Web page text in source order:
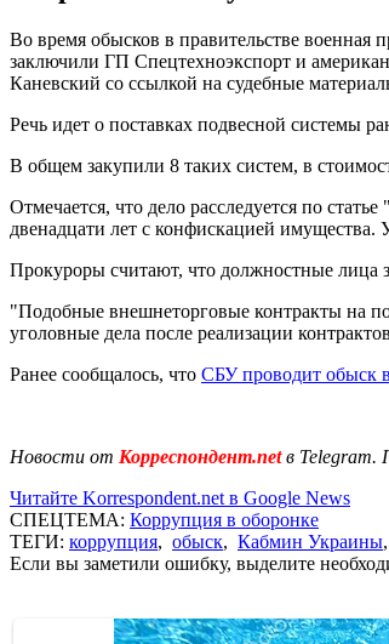
Во время обысков в правительстве военная
заключили ГП Спецтехноэкспорт и
Каневский со ссылкой на судебные
Речь идет о поставках подвесной системы
В общем закупили 8 таких систем, в
Отмечается, что дело расследуется по
двенадцати лет с конфискацией имущества.
Прокуроры считают, что должностные лица
"Подобные внешнеторговые контракты на
уголовные дела после реализации
Ранее сообщалось, что СБУ проводит обыск
Новости от Корреспондент.netв Telegram.
Читайте Korrespondent.net в Google News
СПЕЦТЕМА: Коррупция в оборонке
ТЕГИ: коррупция, обыск, Кабмин Украины,
Если вы заметили ошибку, выделите